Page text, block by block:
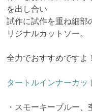
を出し合い
試作に試作を重ね細部
リジナルカットソー。
全力でおすすめですよ！
タートルインナーカッ
・スモーキーブルー